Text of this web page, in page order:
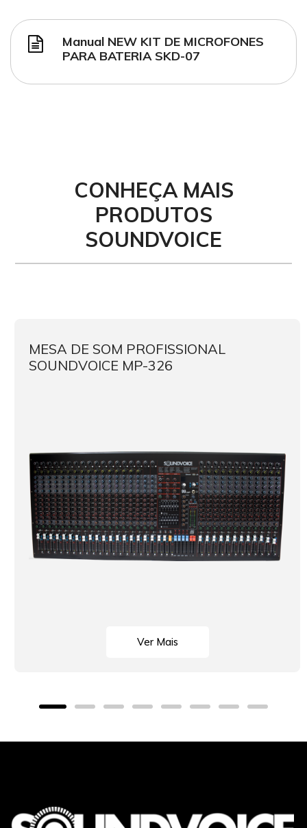
Manual NEW KIT DE MICROFONES
PARA BATERIA SKD-07
CONHEÇA MAIS
PRODUTOS
SOUNDVOICE
MESA DE SOM PROFISSIONAL
SOUNDVOICE MP-326
Ver Mais